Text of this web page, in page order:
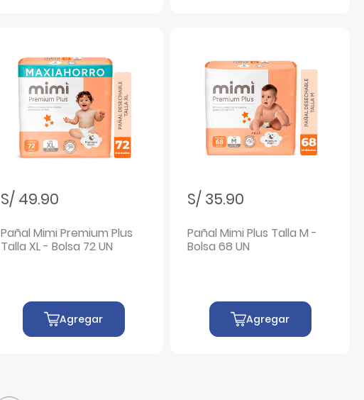
S/ 49.90
Pañal Mimi Premium Plus
Talla XL - Bolsa 72 UN
Agregar
S/ 35.90
Pañal Mimi Plus Talla M -
Bolsa 68 UN
Agregar